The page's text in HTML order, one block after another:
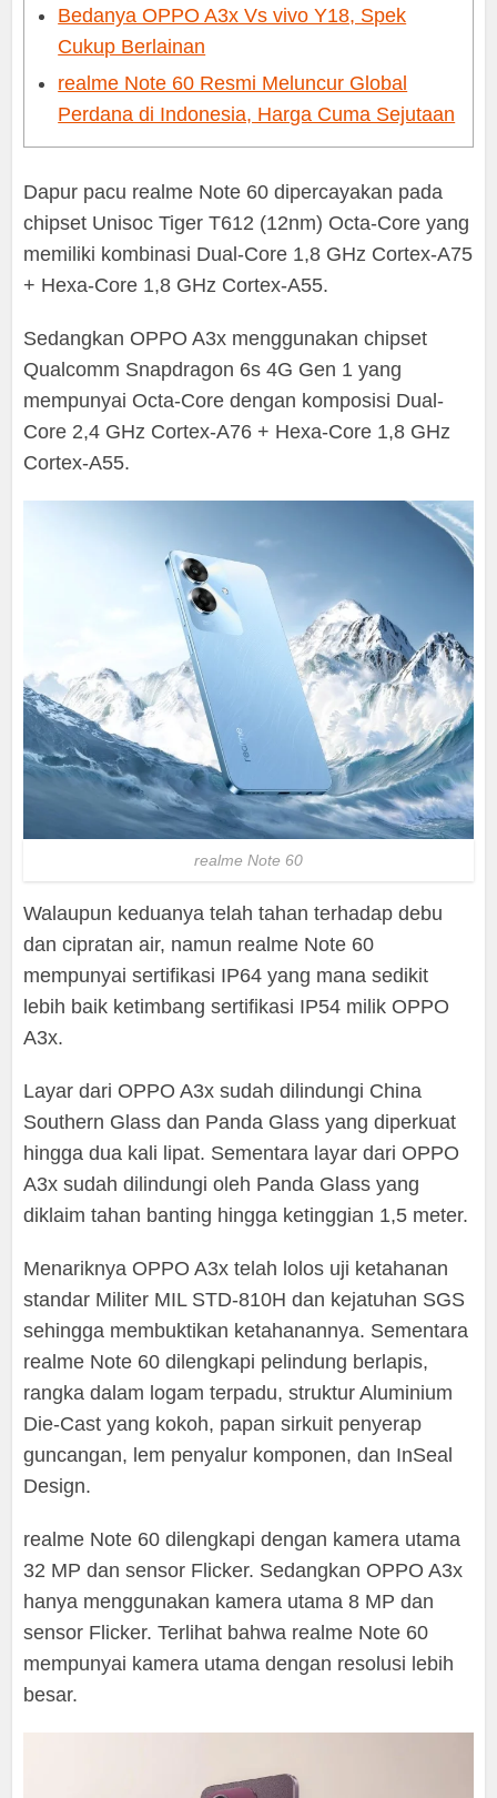
Bedanya OPPO A3x Vs vivo Y18, Spek
Cukup Berlainan
realme Note 60 Resmi Meluncur Global
Perdana di Indonesia, Harga Cuma Sejutaan
Dapur pacu realme Note 60 dipercayakan pada
chipset Unisoc Tiger T612 (12nm) Octa-Core yang
memiliki kombinasi Dual-Core 1,8 GHz Cortex-A75
+ Hexa-Core 1,8 GHz Cortex-A55.
Sedangkan OPPO A3x menggunakan chipset
Qualcomm Snapdragon 6s 4G Gen 1 yang
mempunyai Octa-Core dengan komposisi Dual-
Core 2,4 GHz Cortex-A76 + Hexa-Core 1,8 GHz
Cortex-A55.
realme Note 60
Walaupun keduanya telah tahan terhadap debu
dan cipratan air, namun realme Note 60
mempunyai sertifikasi IP64 yang mana sedikit
lebih baik ketimbang sertifikasi IP54 milik OPPO
A3x.
Layar dari OPPO A3x sudah dilindungi China
Southern Glass dan Panda Glass yang diperkuat
hingga dua kali lipat. Sementara layar dari OPPO
A3x sudah dilindungi oleh Panda Glass yang
diklaim tahan banting hingga ketinggian 1,5 meter.
Menariknya OPPO A3x telah lolos uji ketahanan
standar Militer MIL STD-810H dan kejatuhan SGS
sehingga membuktikan ketahanannya. Sementara
realme Note 60 dilengkapi pelindung berlapis,
rangka dalam logam terpadu, struktur Aluminium
Die-Cast yang kokoh, papan sirkuit penyerap
guncangan, lem penyalur komponen, dan InSeal
Design.
realme Note 60 dilengkapi dengan kamera utama
32 MP dan sensor Flicker. Sedangkan OPPO A3x
hanya menggunakan kamera utama 8 MP dan
sensor Flicker. Terlihat bahwa realme Note 60
mempunyai kamera utama dengan resolusi lebih
besar.